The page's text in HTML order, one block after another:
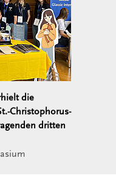
die
Christophorus-
dritten